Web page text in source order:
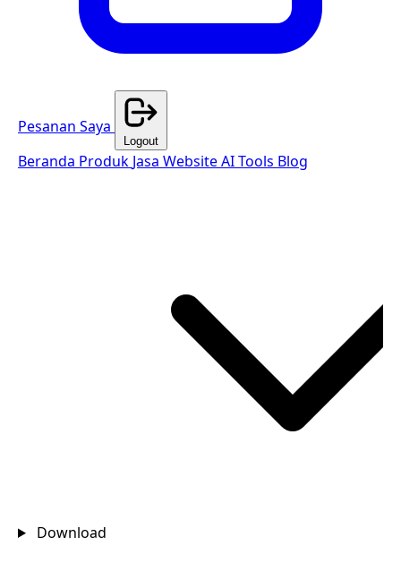
Pesanan Saya
Logout
Beranda Produk Jasa WebsiteAI Tools Blog
Download